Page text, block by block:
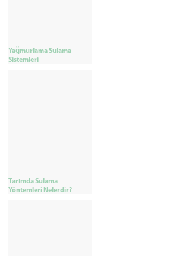
Yağmurlama Sulama
Sistemleri
Tarımda Sulama
Yöntemleri Nelerdir?